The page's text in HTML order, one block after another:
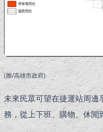
(圖/高雄市政府)
未來民眾可望在捷運站周邊
務，從上下班、購物、休閒